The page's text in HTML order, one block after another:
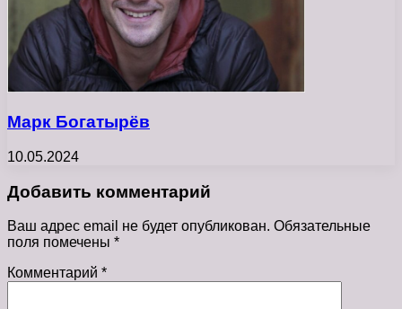
Марк Богатырёв
10.05.2024
Добавить комментарий
Ваш адрес email не будет опубликован. Обязательные
поля помечены *
Комментарий *